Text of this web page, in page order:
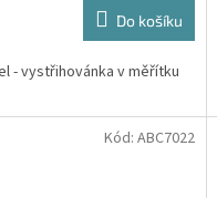
Do košíku
- vystřihovánka v měřítku
Kód: ABC7022